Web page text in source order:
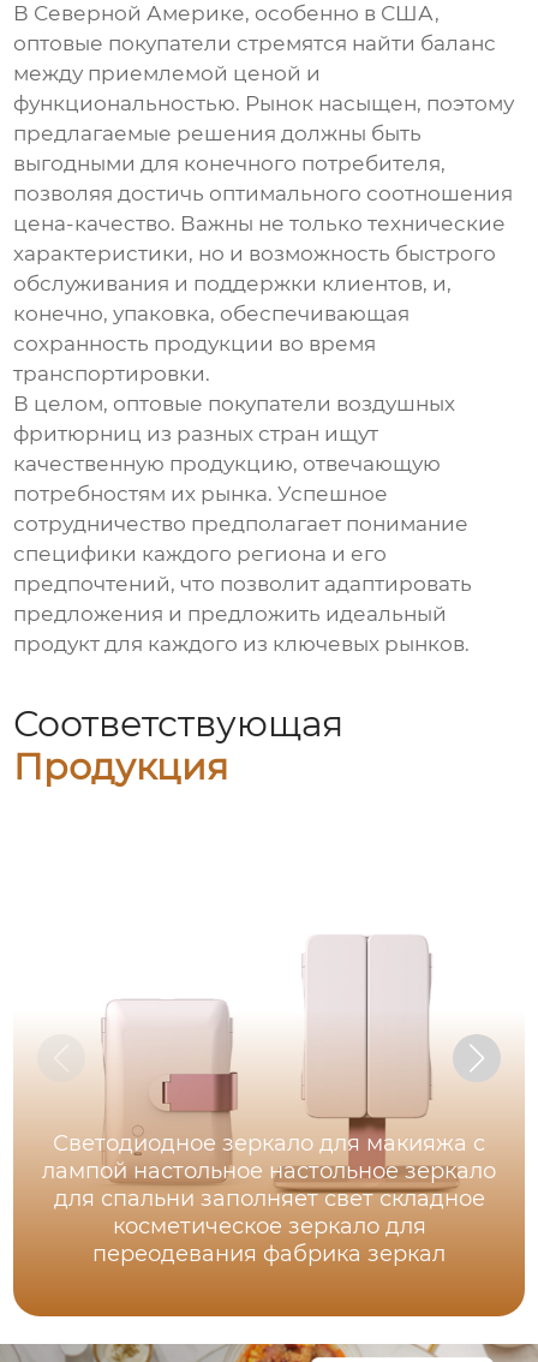
В Северной Америке, особенно в США,
оптовые покупатели стремятся найти баланс
между приемлемой ценой и
функциональностью. Рынок насыщен, поэтому
предлагаемые решения должны быть
выгодными для конечного потребителя,
позволяя достичь оптимального соотношения
цена-качество. Важны не только технические
характеристики, но и возможность быстрого
обслуживания и поддержки клиентов, и,
конечно, упаковка, обеспечивающая
сохранность продукции во время
транспортировки.
В целом, оптовые покупатели воздушных
фритюрниц из разных стран ищут
качественную продукцию, отвечающую
потребностям их рынка. Успешное
сотрудничество предполагает понимание
специфики каждого региона и его
предпочтений, что позволит адаптировать
предложения и предложить идеальный
продукт для каждого из ключевых рынков.
Соответствующая
Продукция
Светодиодное зеркало для макияжа с
лампой настольное настольное зеркало
для спальни заполняет свет складное
косметическое зеркало для
переодевания фабрика зеркал